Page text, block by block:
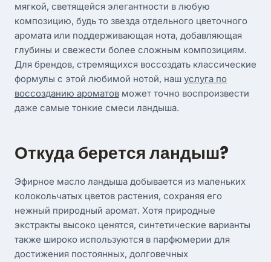
мягкой, светящейся элегантности в любую
композицию, будь то звезда отдельного цветочного
аромата или поддерживающая нота, добавляющая
глубины и свежести более сложным композициям.
Для брендов, стремящихся воссоздать классические
формулы с этой любимой нотой, наш услуга по
воссозданию ароматов может точно воспроизвести
даже самые тонкие смеси ландыша.
Откуда берется ландыш?
Эфирное масло ландыша добывается из маленьких
колокольчатых цветов растения, сохраняя его
нежный природный аромат. Хотя природные
экстракты высоко ценятся, синтетические варианты
также широко используются в парфюмерии для
достижения постоянных, долговечных